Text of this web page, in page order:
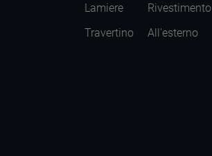
Lamiere
Travertino
Rivestimento
All'esterno